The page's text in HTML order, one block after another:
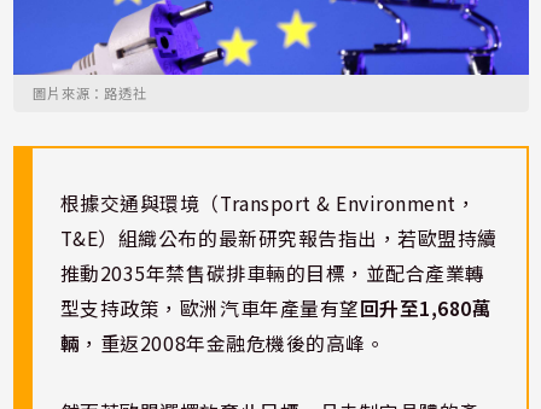
圖片來源：路透社
根據交通與環境（Transport & Environment，
T&E）組織公布的最新研究報告指出，若歐盟持續
推動2035年禁售碳排車輛的目標，並配合產業轉
型支持政策，歐洲汽車年產量有望回升至1,680萬
輛 ，重返2008年金融危機後的高峰。